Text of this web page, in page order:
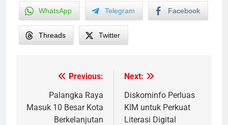
WhatsApp Telegram Facebook
Threads Twitter
navigation
Previous:
Palangka Raya
Masuk 10 Besar Kota
Berkelanjutan
Next:
Diskominfo Perluas
KIM untuk Perkuat
Literasi Digital